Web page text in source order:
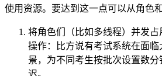
使用资源。要达到这一点可以从角色
将角色们（比如多线程）并发
操作：比方说有考试系统在面
景，为不同考生按批次设置数
迟。